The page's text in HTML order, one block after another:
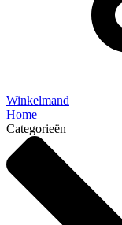
Winkelmand
Home
Categorieën